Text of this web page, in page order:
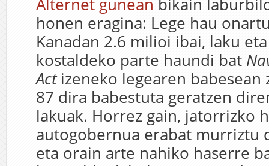
Alternet gunean bikain
honen eragina: Lege hau
Kanadan 2.6 milioi ibai, laku
kostaldeko parte haundi bat
Actizeneko legearen babesean
87 dira babestuta geratzen
lakuak. Horrez gain, jatorrizko
autogobernua erabat murriztu
eta orain arte nahiko haserre